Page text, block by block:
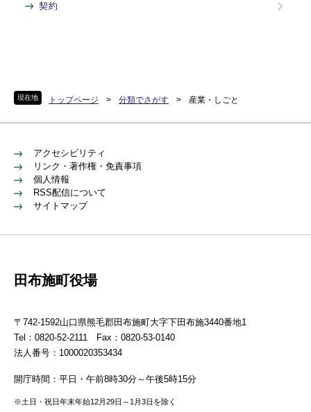
現在地 トップページ > 分類でさがす > 産業・しごと
契約
アクセシビリティ
リンク・著作権・免責事項
個人情報
RSS配信について
サイトマップ
田布施町役場
〒742-1592山口県熊毛郡田布施町大字下田布施3440番地1
Tel：0820-52-2111 Fax：0820-53-0140
法人番号：1000020353434
開庁時間：平日・午前8時30分～午後5時15分
※土日・祝日年末年始12月29日～1月3日を除く